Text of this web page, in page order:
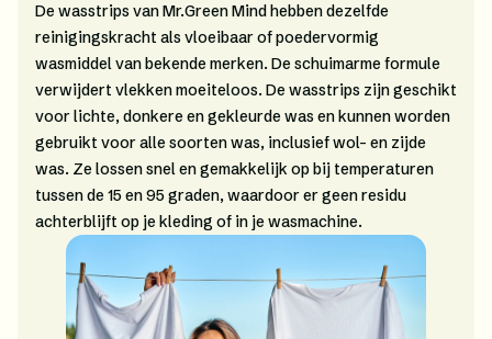
De wasstrips van Mr.Green Mind hebben dezelfde
reinigingskracht als vloeibaar of poedervormig
wasmiddel van bekende merken. De schuimarme formule
verwijdert vlekken moeiteloos. De wasstrips zijn geschikt
voor lichte, donkere en gekleurde was en kunnen worden
gebruikt voor alle soorten was, inclusief wol- en zijde
was. Ze lossen snel en gemakkelijk op bij temperaturen
tussen de 15 en 95 graden, waardoor er geen residu
achterblijft op je kleding of in je wasmachine.